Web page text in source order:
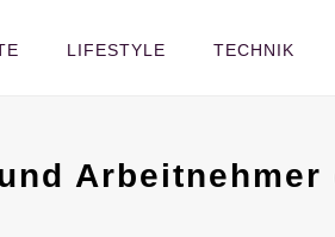
LIFESTYLE TECHNIK
Arbeitnehmer